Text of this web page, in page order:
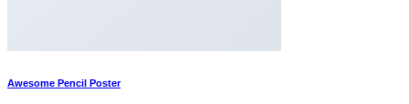
Awesome Pencil Poster